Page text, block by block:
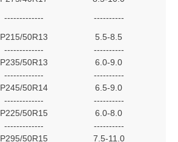
-------------
----------
P215/50R13
5.5-8.5
-------------
----------
P235/50R13
6.0-9.0
-------------
----------
P245/50R14
6.5-9.0
-------------
----------
P225/50R15
6.0-8.0
-------------
----------
P295/50R15
7.5-11.0